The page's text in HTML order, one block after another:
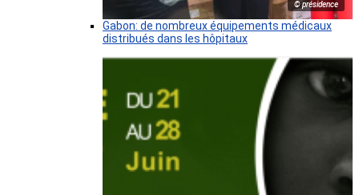
© présidence
Gabon: de nombreux équipements médicaux
distribués dans les hôpitaux